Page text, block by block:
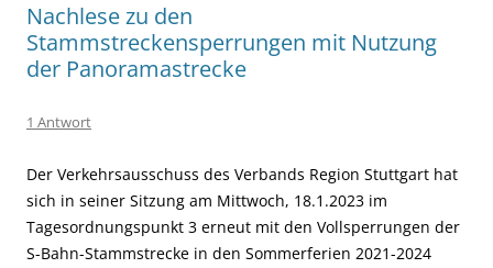
Nachlese zu den
Stammstreckensperrungen mit Nutzung
der Panoramastrecke
1 Antwort
Der Verkehrsausschuss des Verbands Region Stuttgart hat
sich in seiner Sitzung am Mittwoch, 18.1.2023 im
Tagesordnungspunkt 3 erneut mit den Vollsperrungen der
S-Bahn-Stammstrecke in den Sommerferien 2021-2024